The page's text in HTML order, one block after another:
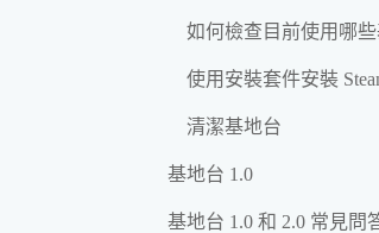
如何檢查目前使用哪些
使用安裝套件安裝
清潔基地台
基地台 1.0
基地台 1.0 和 2.0 常見問